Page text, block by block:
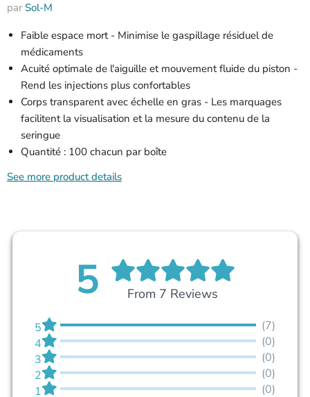
par Sol-M
Faible espace mort - Minimise le gaspillage résiduel de
médicaments
Acuité optimale de l'aiguille et mouvement fluide du piston -
Rend les injections plus confortables
Corps transparent avec échelle en gras - Les marquages ​​
facilitent la visualisation et la mesure du contenu de la
seringue
Quantité : 100 chacun par boîte
See more product details
5 From 7 Reviews
5
(7)
4
(0)
3
(0)
2
(0)
1
(0)